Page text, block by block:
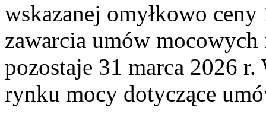
wskazanej omyłkowo
zawarcia umów
pozostaje 31 marca 2026
rynku mocy dotyczące